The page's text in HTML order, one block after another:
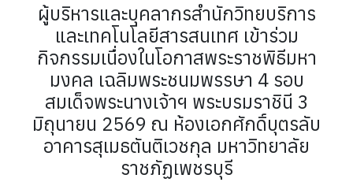
ผู้บริหารและบุคลากรสำนักวิทยบริการ
และเทคโนโลยีสารสนเทศ เข้าร่วม
กิจกรรมเนื่องในโอกาสพระราชพิธีมหา
มงคล เฉลิมพระชนมพรรษา 4 รอบ
สมเด็จพระนางเจ้าฯ พระบรมราชินี 3
มิถุนายน 2569 ณ ห้องเอกศักดิ์บุตรลับ
อาคารสุเมธตันติเวชกุล มหาวิทยาลัย
ราชภัฏเพชรบุรี